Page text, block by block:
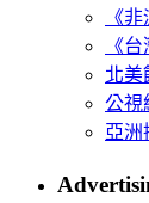
《
《
北美
公視
亞洲